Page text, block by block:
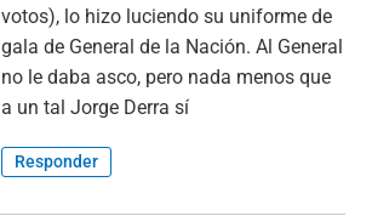
votos), lo hizo luciendo su uniforme de
gala de General de la Nación. Al General
no le daba asco, pero nada menos que
a un tal Jorge Derra sí
Responder